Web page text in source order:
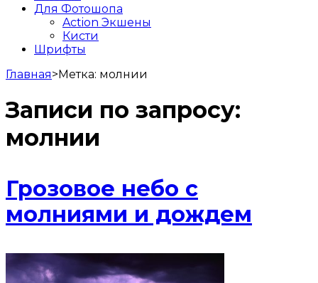
Для Фотошопа
Action Экшены
Кисти
Шрифты
Главная>Метка: молнии
Записи по запросу:
молнии
Грозовое небо с
молниями и дождем